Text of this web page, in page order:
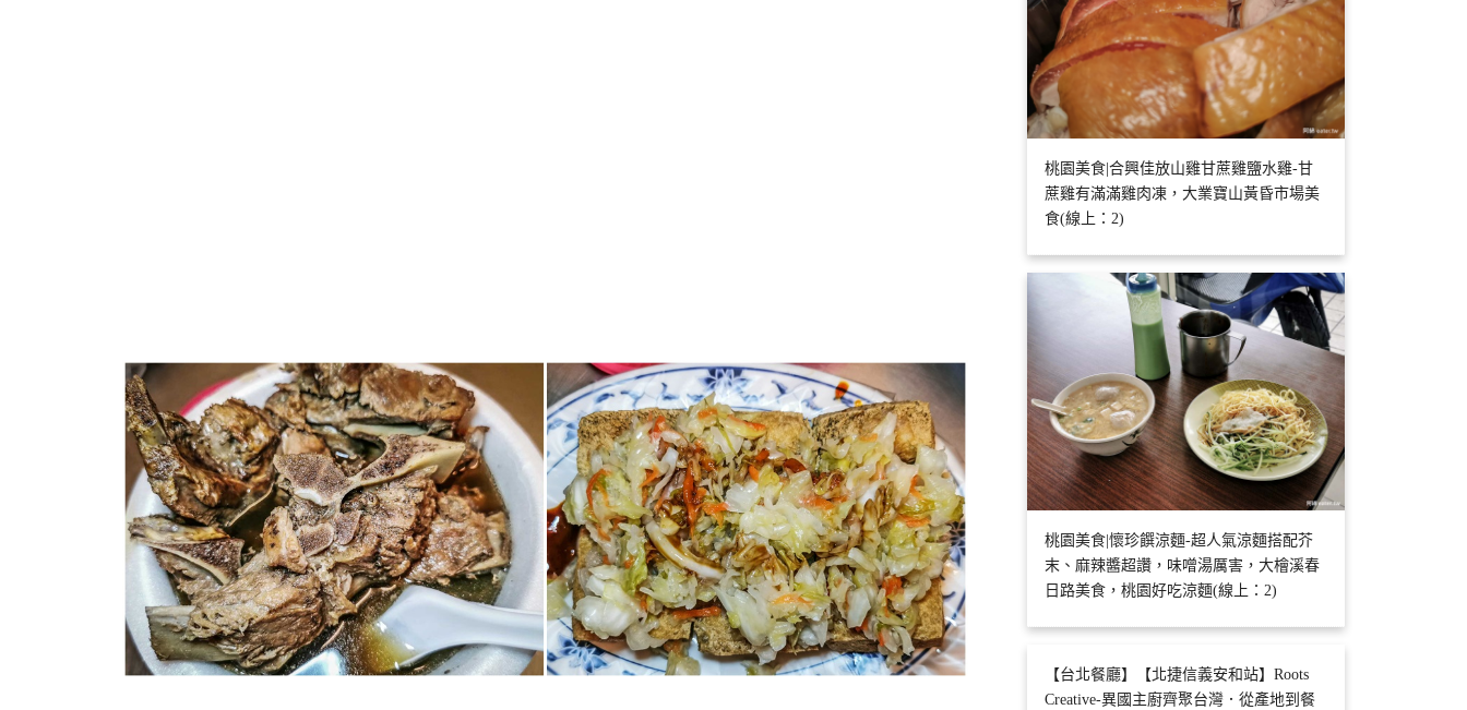
桃園美食|合興佳放山雞甘蔗雞鹽水雞-甘
蔗雞有滿滿雞肉凍，大業寶山黃昏市場美
食(線上：2)
桃園美食|懷珍饌涼麵-超人氣涼麵搭配芥
末、麻辣醬超讚，味噌湯厲害，大檜溪春
日路美食，桃園好吃涼麵(線上：2)
【台北餐廳】【北捷信義安和站】Roots
Creative-異國主廚齊聚台灣．從產地到餐